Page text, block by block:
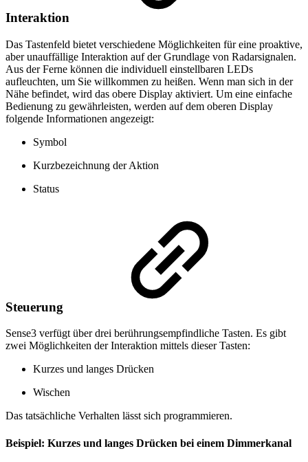
Interaktion
Das Tastenfeld bietet verschiedene Möglichkeiten für eine proaktive,
aber unauffällige Interaktion auf der Grundlage von Radarsignalen.
Aus der Ferne können die individuell einstellbaren LEDs
aufleuchten, um Sie willkommen zu heißen. Wenn man sich in der
Nähe befindet, wird das obere Display aktiviert. Um eine einfache
Bedienung zu gewährleisten, werden auf dem oberen Display
folgende Informationen angezeigt:
Symbol
Kurzbezeichnung der Aktion
Status
Steuerung
Sense3 verfügt über drei berührungsempfindliche Tasten. Es gibt
zwei Möglichkeiten der Interaktion mittels dieser Tasten:
Kurzes und langes Drücken
Wischen
Das tatsächliche Verhalten lässt sich programmieren.
Beispiel: Kurzes und langes Drücken bei einem Dimmerkanal